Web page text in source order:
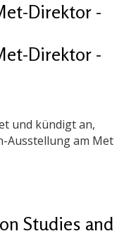
Direktor -
Direktor -
und kündigt an,
Ausstellung am Met
Studies and